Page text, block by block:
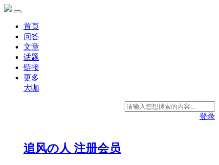
首页
问答
文章
话题
链接
更多
大咖
登录
追风の人 注册会员